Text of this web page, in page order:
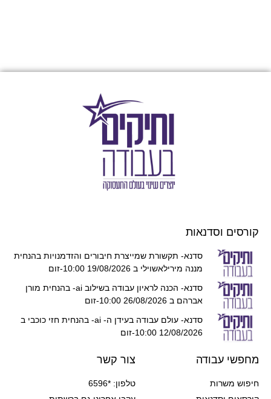
קורסים וסדנאות
סדנא- תקשורת שמייצרת חיבורים והזדמנויות בהנחית
מננה מירילאשוילי ב 19/08/2026 10:00-זום
סדנא- הכנה לראיון עבודה בשילוב ai- בהנחית מורן
אברהם ב 26/08/2026 10:00-זום
סדנא- עולם עבודה בעידן ה- ai- בהנחית חזי כוכבי ב
12/08/2026 10:00-זום
מחפשי עבודה
חיפוש משרות
צור קשר
טלפון: *6596